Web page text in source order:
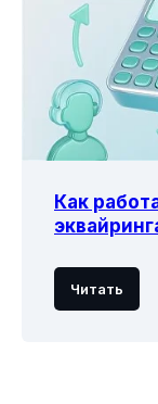
Как
Читать